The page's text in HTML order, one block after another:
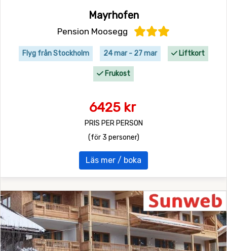
Mayrhofen
Pension Moosegg
Flyg från Stockholm 24 mar - 27 mar Liftkort
Frukost
6425 kr
PRIS PER PERSON
(för 3 personer)
Läs mer / boka